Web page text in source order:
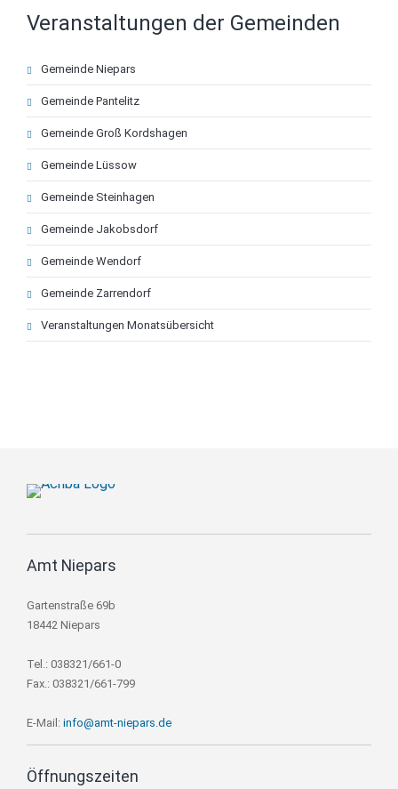
Veranstaltungen der Gemeinden
Navigation
überspringen
Gemeinde Niepars
Gemeinde Pantelitz
Gemeinde Groß Kordshagen
Gemeinde Lüssow
Gemeinde Steinhagen
Gemeinde Jakobsdorf
Gemeinde Wendorf
Gemeinde Zarrendorf
Veranstaltungen Monatsübersicht
Amt Niepars
Gartenstraße 69b
18442 Niepars
Tel.: 038321/661-0
Fax.: 038321/661-799
E-Mail: info@amt-niepars.de
Öffnungszeiten